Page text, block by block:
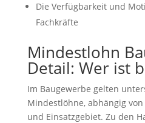
Die Verfügbarkeit und
Fachkräfte
Mindestlohn
Detail: Wer ist
Im Baugewerbe gelten
Mindestlöhne, abhängig
und Einsatzgebiet. Zu den